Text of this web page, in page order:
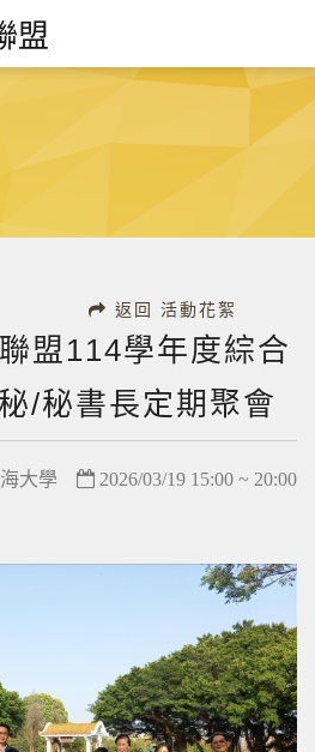
盟
返回 活動花絮
盟114學年度綜合
/秘書長定期聚會
大學 2026/03/19 15:00 ~ 20:00